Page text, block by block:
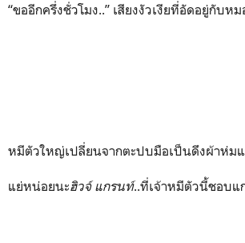
“ขออีกครึ่งชั่วโมง..” เสียงงัวเงียที่อัดอยู่กับห
หมีตัวใหญ่เปลี่ยนจากตะปบมือเป็นดึงผ้าห่ม
แย่หน่อยนะฮิวจ์ แกรนท์..ที่เจ้าหมีตัวนี้ชอบแ